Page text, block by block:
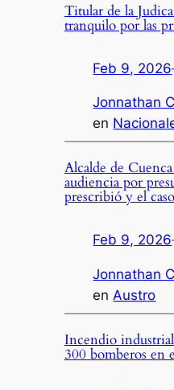
Titular de la
tranquilo por las
Feb 9, 2026
Jonnathan
en
Alcalde de
audiencia por
prescribió y el
Feb 9, 2026
Jonnathan
en Austro
Incendio
300 bomberos en